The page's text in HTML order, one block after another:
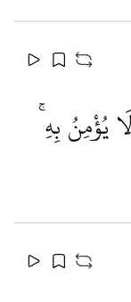
يُؤْمِنُ بِهِ